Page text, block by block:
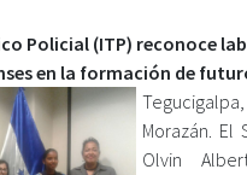
Policial (ITP) reconoce
en la formación de
Morazán. El
Olvin